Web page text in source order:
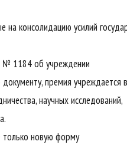
консолидацию усилий
№ 1184 об учреждении
премия учреждается в
научных исследований,
только новую форму